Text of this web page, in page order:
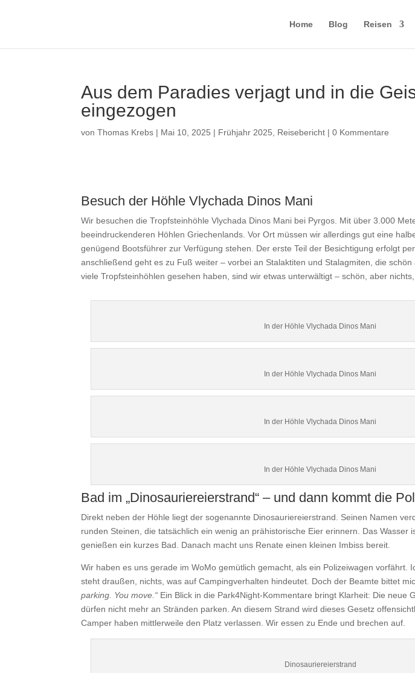
Home Blog Reisen
Aus dem Paradies verjagt und in die
eingezogen
vonThomas Krebs | Mai 10, 2025 | Frühjahr 2025 Reisebericht |0 Kommentare
Besuch der Höhle Vlychada Dinos Mani
Wir besuchen die Tropfsteinhöhle Vlychada Dinos Mani bei Pyrgos. Mit über 3.000
beeindruckenderen Höhlen Griechenlands. Vor Ort müssen wir allerdings gut eine
genügend Bootsführer zur Verfügung stehen. Der erste Teil der Besichtigung erfolgt
anschließend geht es zu Fuß weiter – vorbei an Stalaktiten und Stalagmiten, die
viele Tropfsteinhöhlen gesehen haben, sind wir etwas unterwältigt – schön, aber
In der Höhle Vlychada Dinos Mani
In der Höhle Vlychada Dinos Mani
In der Höhle Vlychada Dinos Mani
In der Höhle Vlychada Dinos Mani
Bad im „Dinosauriereierstrand“ – und dann kommt die
Direkt neben der Höhle liegt der sogenannte Dinosauriereierstrand. Seinen Namen
runden Steinen, die tatsächlich ein wenig an prähistorische Eier erinnern. Das Wasser
genießen ein kurzes Bad. Danach macht uns Renate einen kleinen Imbiss bereit.
Wir haben es uns gerade im WoMo gemütlich gemacht, als ein Polizeiwagen vorfährt.
steht draußen, nichts, was auf Campingverhalten hindeutet. Doch der Beamte bittet
parking. You move.“ Ein Blick in die Park4Night-Kommentare bringt Klarheit: Die neue
dürfen nicht mehr an Stränden parken. An diesem Strand wird dieses Gesetz
Camper haben mittlerweile den Platz verlassen. Wir essen zu Ende und brechen auf.
Dinosauriereierstrand